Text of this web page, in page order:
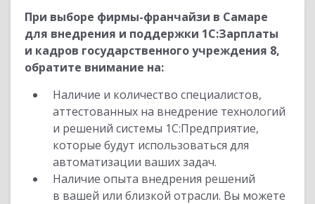
При выборе фирмы-франчайзи в Самаре
для внедрения и поддержки 1С:Зарплаты
и кадров государственного учреждения 8,
обратите внимание на:
Наличие и количество специалистов,
аттестованных на внедрение технологий
и решений системы 1С:Предприятие,
которые будут использоваться для
автоматизации ваших задач.
Наличие опыта внедрения решений
в вашей или близкой отрасли. Вы можете